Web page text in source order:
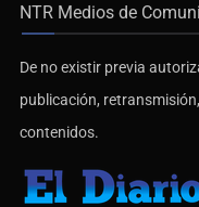
NTR Medios de
De no existir previa
publicación,
contenidos.